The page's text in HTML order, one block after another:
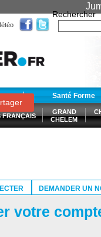
Rechercher
Santé Forme
FRANÇAIS
GRAND
CHELEM
DEMANDER UN
votre